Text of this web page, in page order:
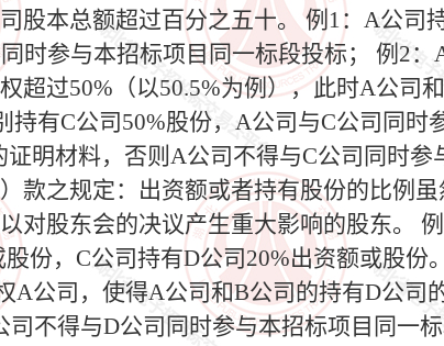
股本总额超过百分之五十。 例1：A公司
时参与本招标项目同一标段投标； 例2
超过50%（以50.5%为例），此时A公司
有C公司50%股份，A公司与C公司同时
明材料，否则A公司不得与C公司同时
款之规定：出资额或者持有股份的比例
对股东会的决议产生重大影响的股东。
份，C公司持有D公司20%出资额或股份
A公司，使得A公司和B公司的持有D公司
司不得与D公司同时参与本招标项目同一